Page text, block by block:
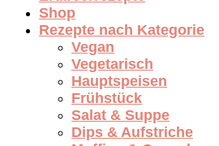
Shop
Rezepte nach Kategorie
Vegan
Vegetarisch
Hauptspeisen
Frühstück
Salat & Suppe
Dips & Aufstriche